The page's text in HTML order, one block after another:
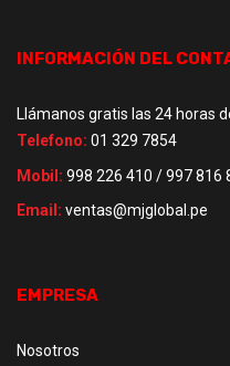
INFORMACIÓN DEL
Llámanos gratis las 24 horas
Telefono: 01 329 7854
Mobil: 998 226 410 / 997 816
Email: ventas@mjglobal.pe
EMPRESA
Nosotros